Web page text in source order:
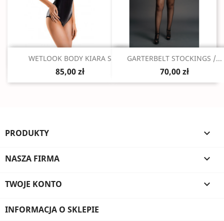
Szybki podgląd
WETLOOK BODY KIARA S
85,00 zł
Szybki podgląd
GARTERBELT STOCKINGS /...
70,00 zł
PRODUKTY 
NASZA FIRMA 
TWOJE KONTO 
INFORMACJA O SKLEPIE